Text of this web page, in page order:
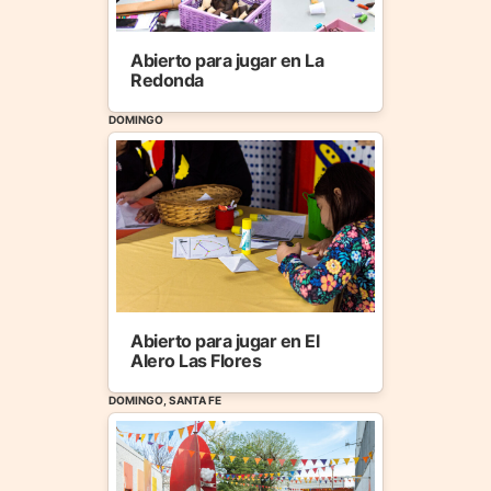
Abierto para jugar en La
Redonda
DOMINGO
Abierto para jugar en El
Alero Las Flores
DOMINGO, SANTA FE